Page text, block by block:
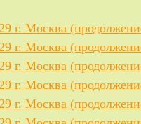
г. Москва
г. Москва
г. Москва
г. Москва
г. Москва